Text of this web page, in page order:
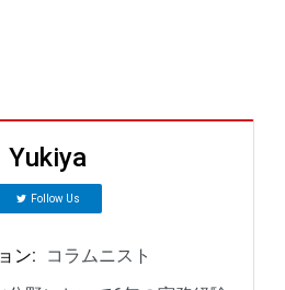
Yukiya
Follow Us
ン:
コラムニスト